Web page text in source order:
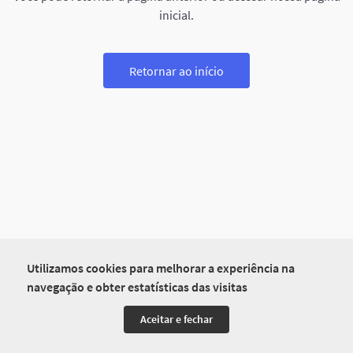
Utilizamos cookies para melhorar a experiência na
navegação e obter estatísticas das visitas
Aceitar e fechar
inicial.
Retornar ao início